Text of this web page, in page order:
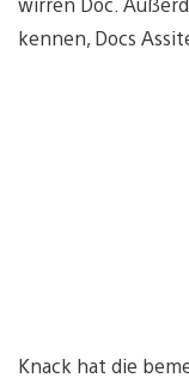
kennen, Docs
Knack hat die